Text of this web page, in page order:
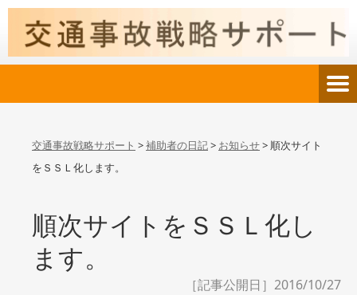
交通事故戦略サポート >補助者の日記> お知らせ> 順次サイト
をＳＳＬ化します。
順次サイトをＳＳＬ化し
ます。
［記事公開日］2016/10/27